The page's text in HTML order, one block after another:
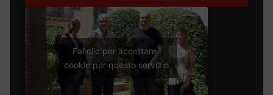
Fai clic per accettare i
cookie per questo servizio